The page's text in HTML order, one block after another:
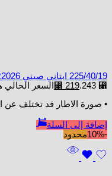
225/40/19 ابتاني صيني R2026
⃁ 243.
⃁ 219 السعر الحالي
• صورة الاطار قد تختلف عن
إضافة إلى السلة
-10%
محدود